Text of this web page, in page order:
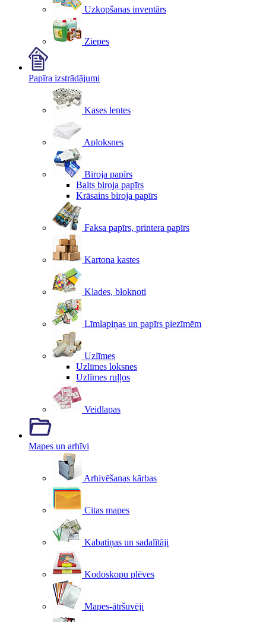
Uzkopšanas inventārs
Ziepes
Papīra izstrādājumi
Kases lentes
Aploksnes
Biroja papīrs
Balts biroja papīrs
Krāsains biroja papīrs
Faksa papīrs, printera papīrs
Kartona kastes
Klades, bloknoti
Līmlapiņas un papīrs piezīmēm
Uzlīmes
Uzlīmes loksnes
Uzlīmes ruļļos
Veidlapas
Mapes un arhīvi
Arhivēšanas kārbas
Citas mapes
Kabatiņas un sadalītāji
Kodoskopu plēves
Mapes-ātršuvēji